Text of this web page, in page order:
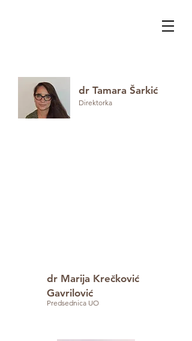
dr Tamara Šarkić
Direktorka
dr Marija Krečković
Gavrilović
Predsednica UO